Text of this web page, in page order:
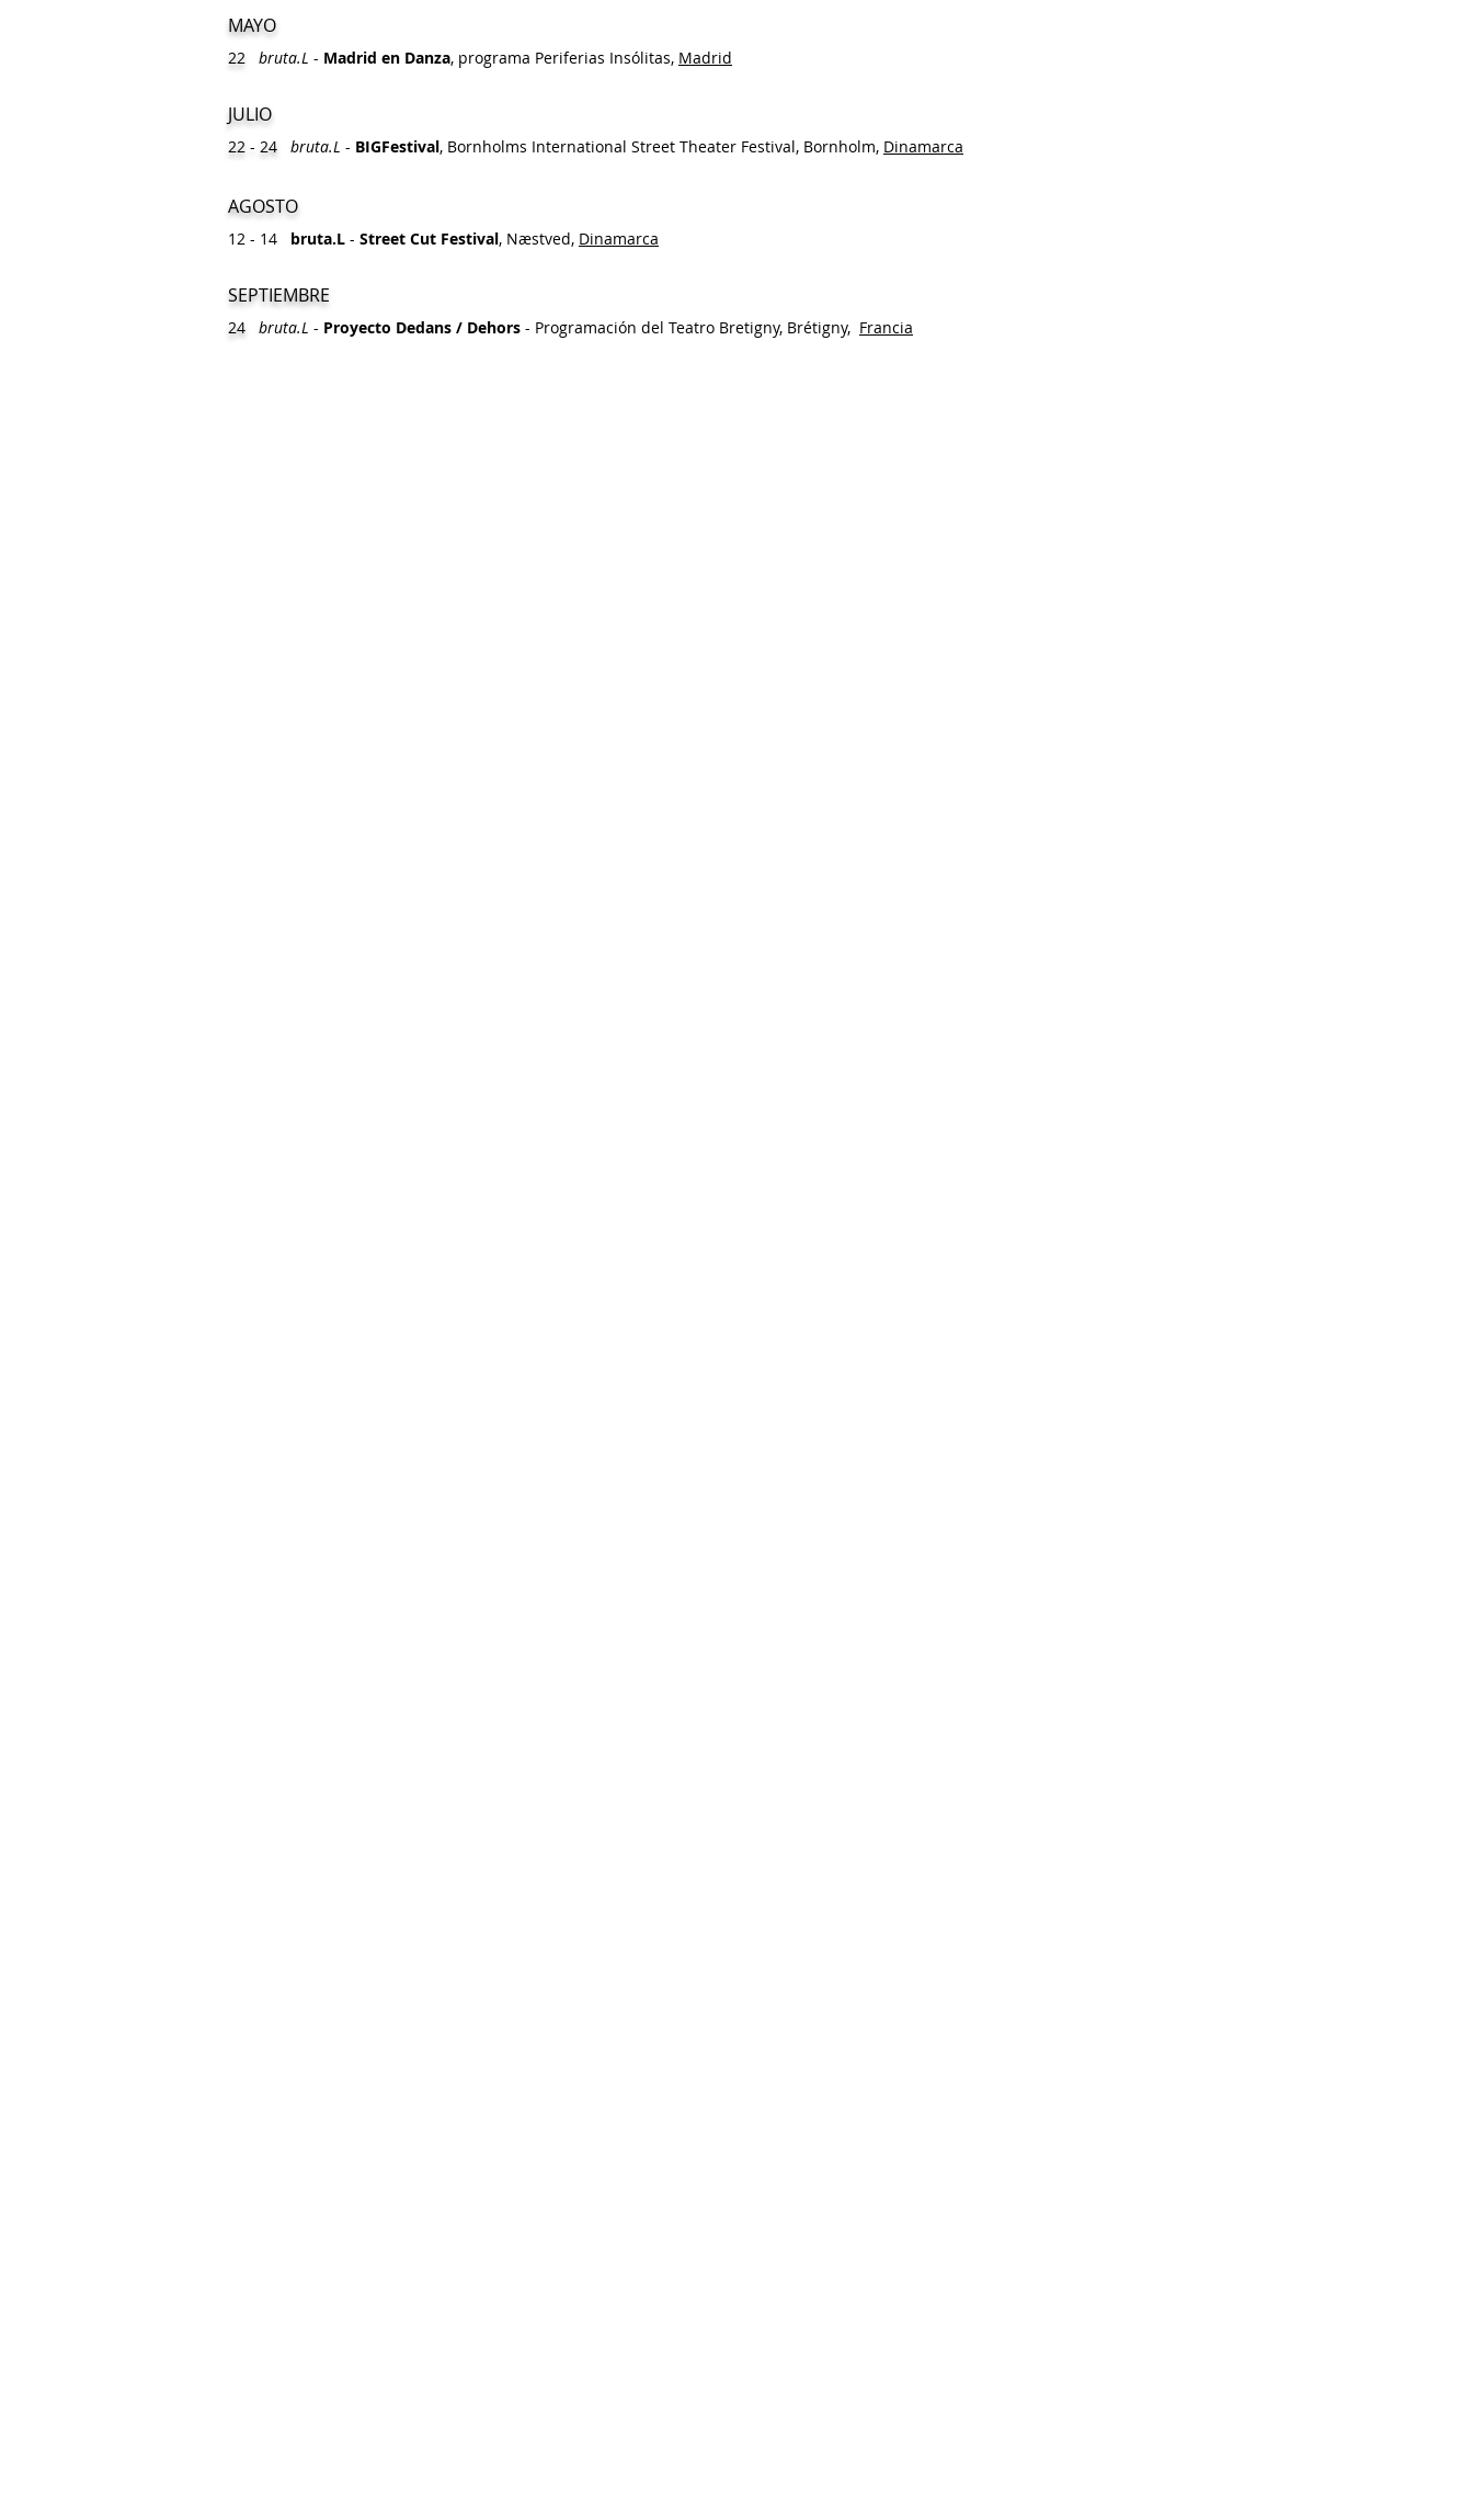
MAYO
22 bruta.L - Madrid en Danza, programa Periferias Insólitas, Madrid
JULIO
22 - 24 bruta.L - BIGFestival, Bornholms International Street Theater Festival, Bornholm, Dinamarca
AGOSTO
12 - 14 bruta.L - Street Cut Festival, Næstved, Dinamarca
SEPTIEMBRE
24 bruta.L - Proyecto Dedans / Dehors - Programación del Teatro Bretigny, Brétigny, Francia